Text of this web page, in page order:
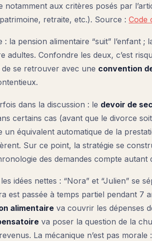
aux critères posés par
retraite, etc.). Source : Code
la pension alimentaire “suit” l’enfant ;
adultes. Confondre les deux, c’est
se retrouver avec une convention
dans la discussion : le devoir de
certains cas (avant que le divorce
un équivalent automatique de la
Sur ce point, la stratégie se
des demandes compte autant
idées nettes : “Nora” et “Julien” se
est passée à temps partiel pendant 7
alimentaire va couvrir les dépenses
va poser la question de la
La mécanique n’est pas morale